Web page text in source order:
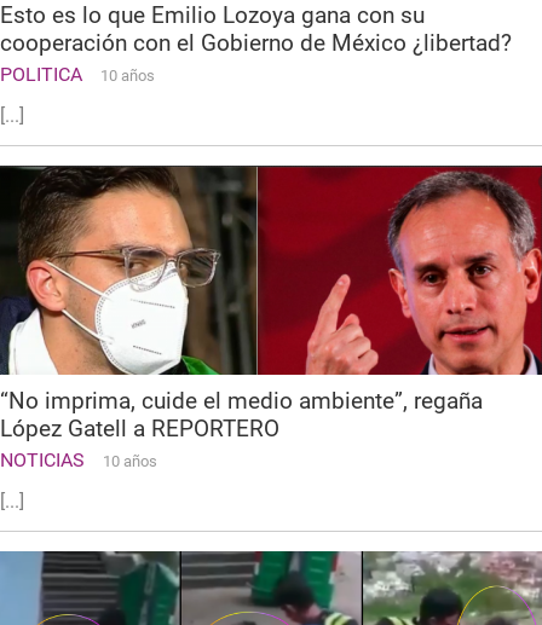
Esto es lo que Emilio Lozoya gana con su
cooperación con el Gobierno de México ¿libertad?
POLITICA 10 años
[...]
“No imprima, cuide el medio ambiente”, regaña
López Gatell a REPORTERO
NOTICIAS 10 años
[...]